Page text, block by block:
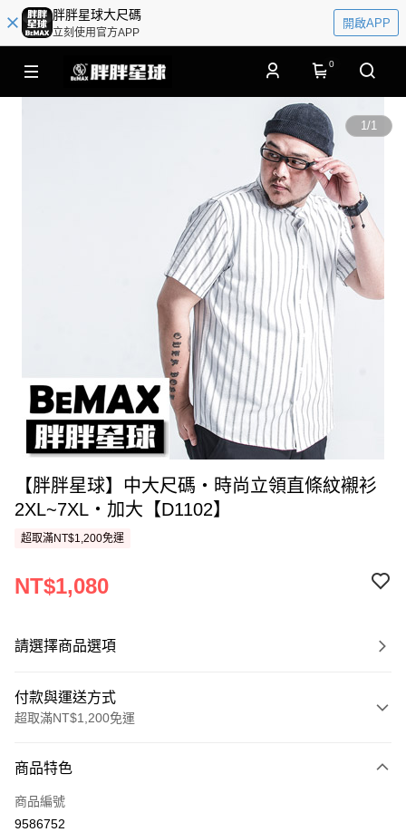
胖胖星球大尺碼
立刻使用官方APP
開啟APP
0
1/1
【胖胖星球】中大尺碼‧時尚立領直條紋襯衫
2XL~7XL‧加大【D1102】
超取滿NT$1,200免運
NT$1,080
請選擇商品選項
付款與運送方式
超取滿NT$1,200免運
信用卡一次付款
超商取貨付款
商品特色
商品編號
9586752